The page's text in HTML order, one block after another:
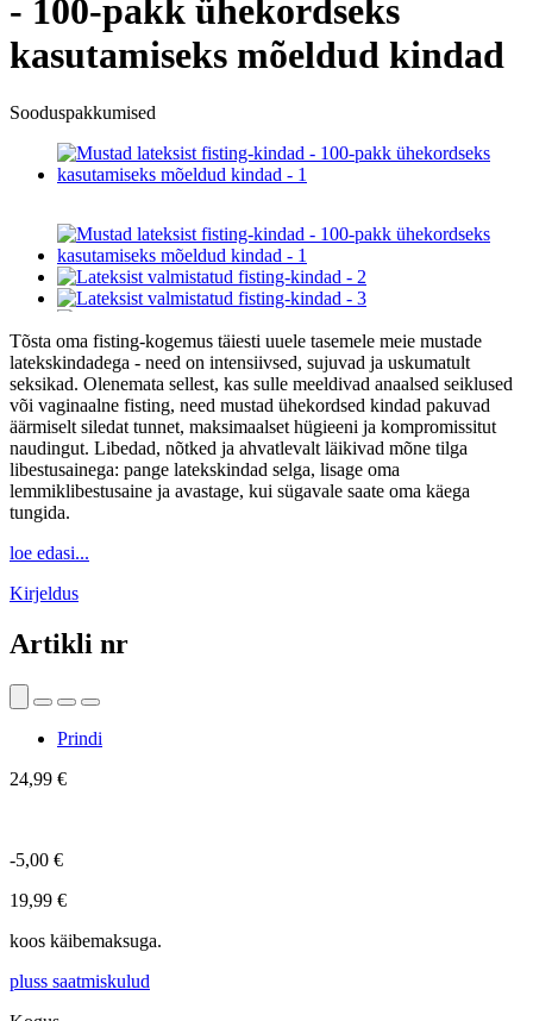
- 100-pakk ühekordseks
kasutamiseks mõeldud kindad
Sooduspakkumised
Tõsta oma fisting-kogemus täiesti uuele tasemele meie mustade
latekskindadega - need on intensiivsed, sujuvad ja uskumatult
seksikad. Olenemata sellest, kas sulle meeldivad anaalsed seiklused
või vaginaalne fisting, need mustad ühekordsed kindad pakuvad
äärmiselt siledat tunnet, maksimaalset hügieeni ja kompromissitut
naudingut. Libedad, nõtked ja ahvatlevalt läikivad mõne tilga
libestusainega: pange latekskindad selga, lisage oma
lemmiklibestusaine ja avastage, kui sügavale saate oma käega
tungida.
loe edasi...
Kirjeldus
Artikli nr
Prindi
24,99 €
-5,00 €
19,99 €
koos käibemaksuga.
pluss saatmiskulud